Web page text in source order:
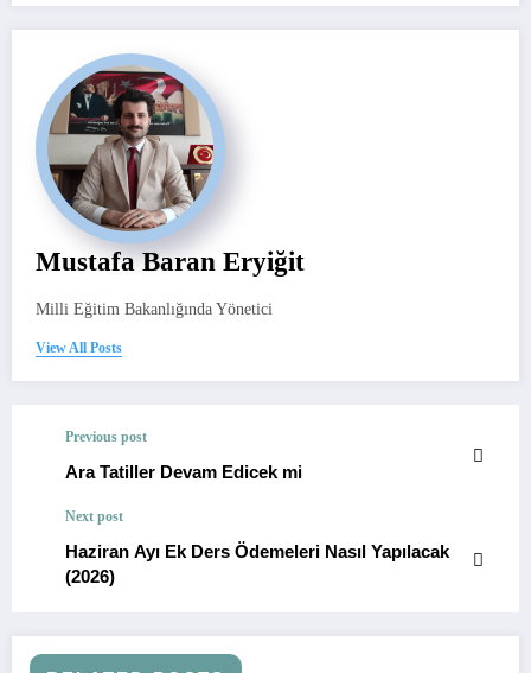
Mustafa Baran Eryiğit
Milli Eğitim Bakanlığında Yönetici
View All Posts
Previous post
Ara Tatiller Devam Edicek mi
Next post
Haziran Ayı Ek Ders Ödemeleri Nasıl Yapılacak
(2026)